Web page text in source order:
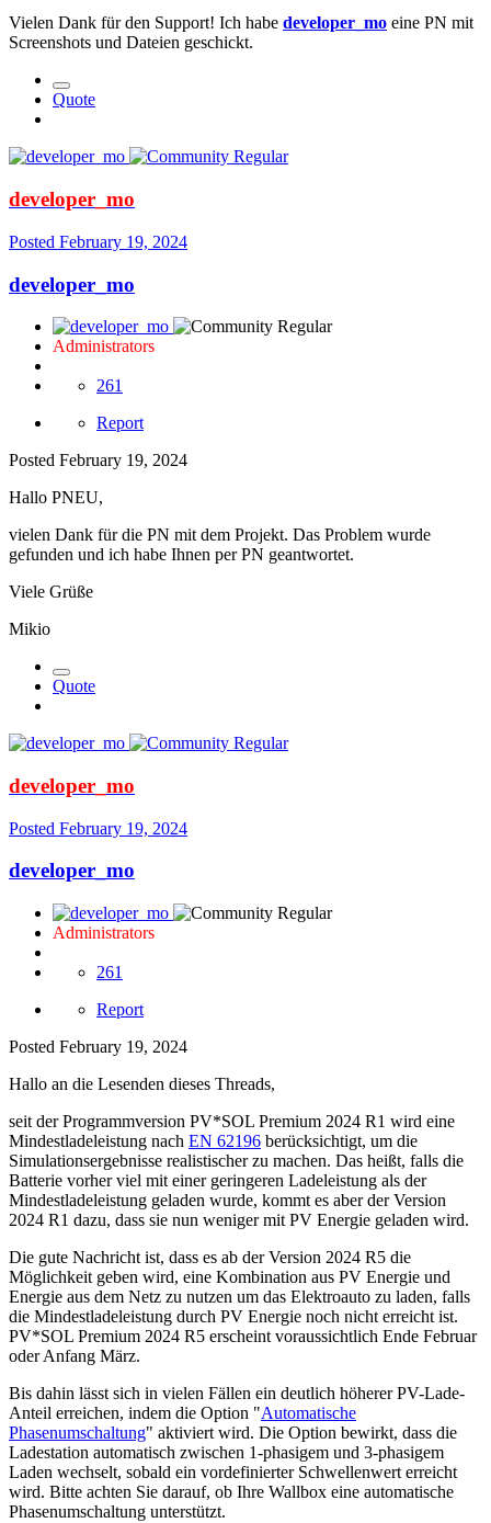
Vielen Dank für den Support! Ich habe developer_mo eine PN mit
Screenshots und Dateien geschickt.
Quote
developer_mo
Posted February 19, 2024
developer_mo
Administrators
261
Report
Posted February 19, 2024
Hallo PNEU,
vielen Dank für die PN mit dem Projekt. Das Problem wurde
gefunden und ich habe Ihnen per PN geantwortet.
Viele Grüße
Mikio
Quote
developer_mo
Posted February 19, 2024
developer_mo
Administrators
261
Report
Posted February 19, 2024
Hallo an die Lesenden dieses Threads,
seit der Programmversion PV*SOL Premium 2024 R1 wird eine
Mindestladeleistung nach EN 62196 berücksichtigt, um die
Simulationsergebnisse realistischer zu machen. Das heißt, falls die
Batterie vorher viel mit einer geringeren Ladeleistung als der
Mindestladeleistung geladen wurde, kommt es aber der Version
2024 R1 dazu, dass sie nun weniger mit PV Energie geladen wird.
Die gute Nachricht ist, dass es ab der Version 2024 R5 die
Möglichkeit geben wird, eine Kombination aus PV Energie und
Energie aus dem Netz zu nutzen um das Elektroauto zu laden, falls
die Mindestladeleistung durch PV Energie noch nicht erreicht ist.
PV*SOL Premium 2024 R5 erscheint voraussichtlich Ende Februar
oder Anfang März.
Bis dahin lässt sich in vielen Fällen ein deutlich höherer PV-Lade-
Anteil erreichen, indem die Option "Automatische
Phasenumschaltung" aktiviert wird. Die Option bewirkt, dass die
Ladestation automatisch zwischen 1-phasigem und 3-phasigem
Laden wechselt, sobald ein vordefinierter Schwellenwert erreicht
wird. Bitte achten Sie darauf, ob Ihre Wallbox eine automatische
Phasenumschaltung unterstützt.